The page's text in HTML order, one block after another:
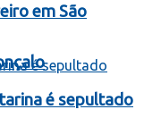
em São
é sepultado